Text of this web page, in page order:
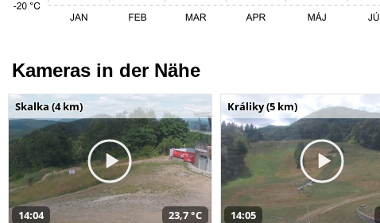
Kameras in der Nähe
Skalka (4 km)
14:04 23,7 °C
Králiky (5 km)
14:05